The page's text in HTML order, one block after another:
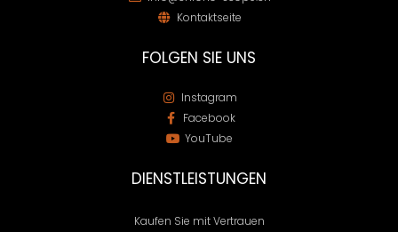
Kontaktseite
FOLGEN SIE UNS
Instagram
Facebook
YouTube
DIENSTLEISTUNGEN
Kaufen Sie mit Vertrauen